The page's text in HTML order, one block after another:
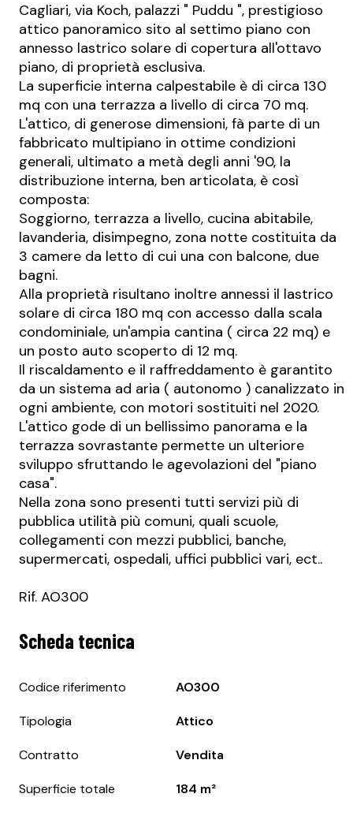
Cagliari, via Koch, palazzi " Puddu ", prestigioso
attico panoramico sito al settimo piano con
annesso lastrico solare di copertura all'ottavo
piano, di proprietà esclusiva.
La superficie interna calpestabile è di circa 130
mq con una terrazza a livello di circa 70 mq.
L'attico, di generose dimensioni, fà parte di un
fabbricato multipiano in ottime condizioni
generali, ultimato a metà degli anni '90, la
distribuzione interna, ben articolata, è così
composta:
Soggiorno, terrazza a livello, cucina abitabile,
lavanderia, disimpegno, zona notte costituita da
3 camere da letto di cui una con balcone, due
bagni.
Alla proprietà risultano inoltre annessi il lastrico
solare di circa 180 mq con accesso dalla scala
condominiale, un'ampia cantina ( circa 22 mq) e
un posto auto scoperto di 12 mq.
Il riscaldamento e il raffreddamento è garantito
da un sistema ad aria ( autonomo ) canalizzato in
ogni ambiente, con motori sostituiti nel 2020.
L'attico gode di un bellissimo panorama e la
terrazza sovrastante permette un ulteriore
sviluppo sfruttando le agevolazioni del "piano
casa".
Nella zona sono presenti tutti servizi più di
pubblica utilità più comuni, quali scuole,
collegamenti con mezzi pubblici, banche,
supermercati, ospedali, uffici pubblici vari, ect..
Rif. AO300
Scheda tecnica
Codice riferimento AO300
Tipologia Attico
Contratto Vendita
Superficie totale 184 m²